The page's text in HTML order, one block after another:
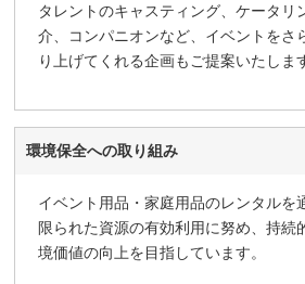
タレントのキャスティング、ケータリ
介、コンパニオンなど、イベントをさ
り上げてくれる企画もご提案いたしま
環境保全への取り組み
イベント用品・家庭用品のレンタルを
限られた資源の有効利用に努め、持続
境価値の向上を目指しています。